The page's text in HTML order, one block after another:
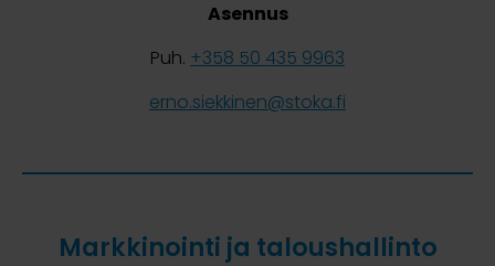
Asennus
Puh. +358 50 435 9963
erno.siekkinen@stoka.fi
Markkinointi ja taloushallinto